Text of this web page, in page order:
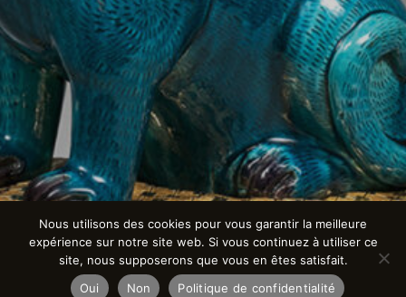
Nous utilisons des cookies pour vous garantir la meilleure
expérience sur notre site web. Si vous continuez à utiliser ce
site, nous supposerons que vous en êtes satisfait.
Oui
Non Politique de confidentialité